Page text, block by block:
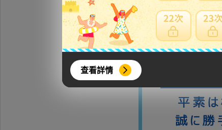
查看詳情
【佳香】人間国宝